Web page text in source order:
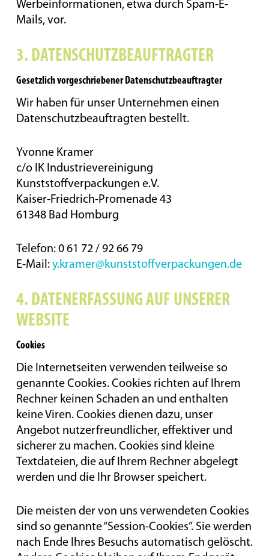
Werbeinformationen, etwa durch Spam-E-
Mails, vor.
3. DATENSCHUTZBEAUFTRAGTER
Gesetzlich vorgeschriebener Datenschutzbeauftragter
Wir haben für unser Unternehmen einen
Datenschutzbeauftragten bestellt.
Yvonne Kramer
c/o IK Industrievereinigung
Kunststoffverpackungen e.V.
Kaiser-Friedrich-Promenade 43
61348 Bad Homburg
Telefon: 0 61 72 / 92 66 79
E-Mail: y.kramer@kunststoffverpackungen.de
4. DATENERFASSUNG AUF UNSERER
WEBSITE
Cookies
Die Internetseiten verwenden teilweise so
genannte Cookies. Cookies richten auf Ihrem
Rechner keinen Schaden an und enthalten
keine Viren. Cookies dienen dazu, unser
Angebot nutzerfreundlicher, effektiver und
sicherer zu machen. Cookies sind kleine
Textdateien, die auf Ihrem Rechner abgelegt
werden und die Ihr Browser speichert.
Die meisten der von uns verwendeten Cookies
sind so genannte “Session-Cookies”. Sie werden
nach Ende Ihres Besuchs automatisch gelöscht.